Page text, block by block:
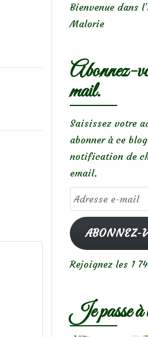
Bienvenue dans
Malorie
Abonnez-
mail.
Saisissez votre
abonner à ce
notification de
email.
Adresse
e-
mailABONNEZ-
Rejoignez les 1
Je passe à